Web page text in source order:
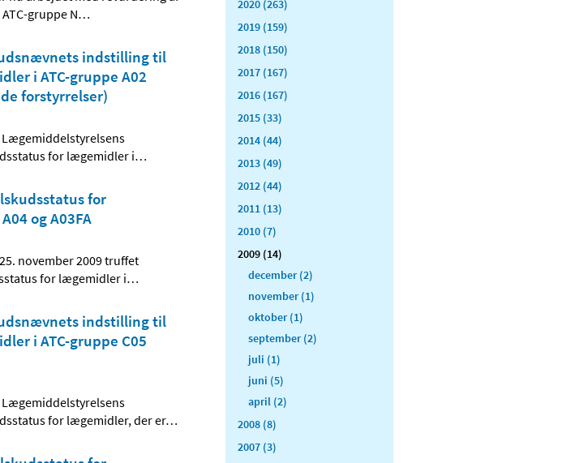
gruppe N…
indstilling til
i ATC-gruppe A02
forstyrrelser)
for lægemidler i…
for
og A03FA
november 2009 truffet
for lægemidler i…
indstilling til
i ATC-gruppe C05
for lægemidler, der er…
2020 (263)
2019 (159)
2018 (150)
2017 (167)
2016 (167)
2015 (33)
2014 (44)
2013 (49)
2012 (44)
2011 (13)
2010 (7)
2009 (14)
december (2)
november (1)
oktober (1)
september (2)
juli (1)
juni (5)
april (2)
2008 (8)
2007 (3)